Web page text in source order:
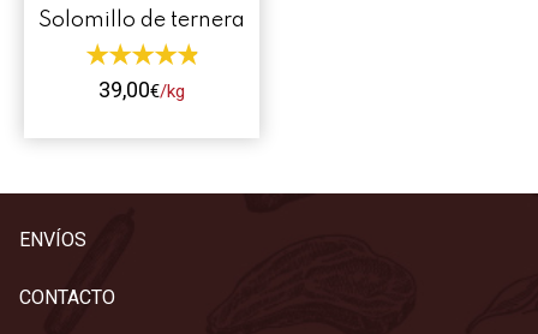
Solomillo de ternera
39,00€/kg
Este
tiene
ENVÍOS
CONTACTO